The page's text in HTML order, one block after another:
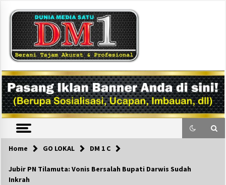
content
DM1
Home GO LOKAL DM 1 C
Jubir PN Tilamuta: Vonis Bersalah Bupati Darwis Sudah
Inkrah